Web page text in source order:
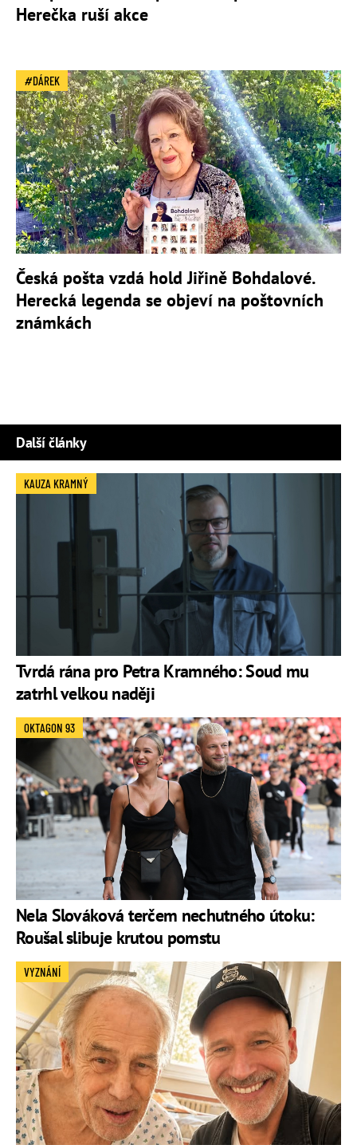
Herečka ruší akce
DÁREK
Česká pošta vzdá hold Jiřině Bohdalové.
Herecká legenda se objeví na poštovních
známkách
Další články
Tvrdá rána pro Petra Kramného: Soud mu
zatrhl velkou naději
KAUZA KRAMNÝ
Nela Slováková terčem nechutného útoku:
Roušal slibuje krutou pomstu
OKTAGON 93
VYZNÁNÍ